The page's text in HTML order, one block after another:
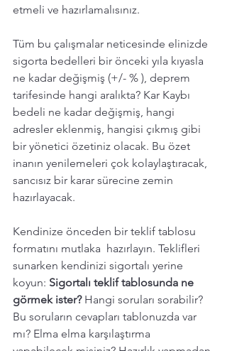
etmeli ve hazırlamalısınız.
Tüm bu çalışmalar neticesinde elinizde
sigorta bedelleri bir önceki yıla kıyasla
ne kadar değişmiş (+/- % ), deprem
tarifesinde hangi aralıkta? Kar Kaybı
bedeli ne kadar değişmiş, hangi
adresler eklenmiş, hangisi çıkmış gibi
bir yönetici özetiniz olacak. Bu özet
inanın yenilemeleri çok kolaylaştıracak,
sancısız bir karar sürecine zemin
hazırlayacak.
Kendinize önceden bir teklif tablosu
formatını mutlaka  hazırlayın. Teklifleri
sunarken kendinizi sigortalı yerine
koyun: Sigortalı teklif tablosunda ne
görmek ister? Hangi soruları sorabilir?
Bu soruların cevapları tablonuzda var
mı? Elma elma karşılaştırma